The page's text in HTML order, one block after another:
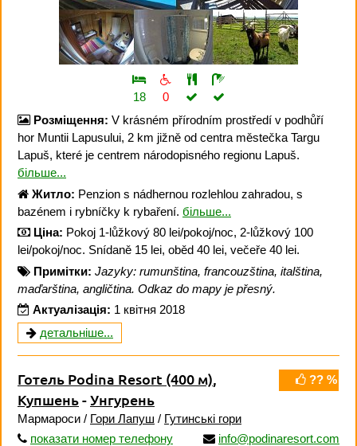
18
0
Розміщення: V krásném přírodním prostředí v podhůří
hor Muntii Lapusului, 2 km jižně od centra městečka Targu
Lapuš, které je centrem národopisného regionu Lapuš.
більше...
Житло: Penzion s nádhernou rozlehlou zahradou, s
bazénem i rybníčky k rybaření. більше...
Ціна: Pokoj 1-lůžkový 80 lei/pokoj/noc, 2-lůžkový 100
lei/pokoj/noc. Snídaně 15 lei, oběd 40 lei, večeře 40 lei.
Примітки: Jazyky: rumunština, francouzština, italština,
maďarština, angličtina. Odkaz do mapy je přesný.
Актуалізація: 1 квітня 2018
детальніше...
?? %
Готель Podina Resort (400 м),
Купшень-Унгурень
Мармароси / Гори Лапуш / Гутинські гори
показати номер телефону
info@podinaresort.com